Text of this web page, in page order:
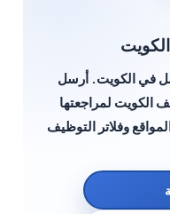
أرسل
لمراجعتها
التوظيف